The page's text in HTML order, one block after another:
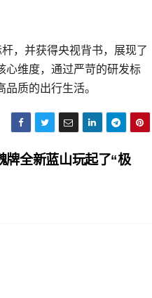
，并获得央视背书，展现了
心维度，通过严苛的研发标
质的出行生活。
牌全新蓝山玩起了“极